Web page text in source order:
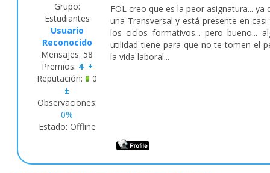
Grupo:
Estudiantes
Usuario
Reconocido
Mensajes: 58
Premios: 4 +
Reputación: 0
±
Observaciones:
0%
Estado: Offline
FOL creo que es la peor asignatura... ya
una Transversal y está presente en
los ciclos formativos... pero bueno...
utilidad tiene para que no te tomen el
la vida laboral...